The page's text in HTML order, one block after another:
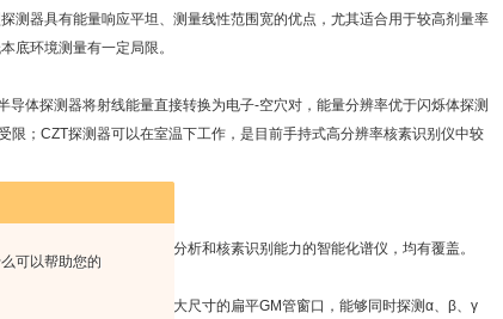
可以帮助您的
测器具有能量响应平坦、测量线性范围宽的优点，尤其适合用于较高剂量率
底环境测量有一定局限。
体探测器将射线能量直接转换为电子-空穴对，能量分辨率优于闪烁体探测
限；CZT探测器可以在室温下工作，是目前手持式高分辨率核素识别仪中较
型剂量率仪，到具备能谱分析和核素识别能力的智能化谱仪，均有覆盖。
该类设备通常配备一块较大尺寸的扁平GM管窗口，能够同时探测α、β、γ